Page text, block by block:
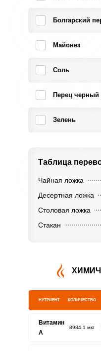
Болгарский
Майонез
Соль
Перец
Зелень
Таблица
Чайная ложка
Десертная ложка
Столовая ложка
Стакан
НУТРИЕНТ КОЛИЧЕСТВО
Витамин
A
8984.1 мкг